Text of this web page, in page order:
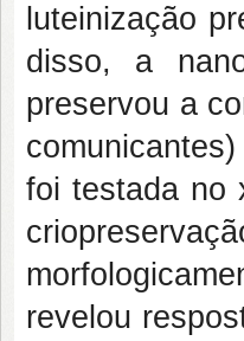
luteinização
disso, a
preservou a
foi testada no
revelou